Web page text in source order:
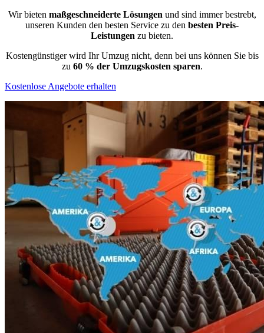
Wir bieten maßgeschneiderte Lösungen und sind immer bestrebt,
unseren Kunden den besten Service zu den besten Preis-
Leistungen zu bieten.
Kostengünstiger wird Ihr Umzug nicht, denn bei uns können Sie bis
zu 60 % der Umzugskosten sparen.
Kostenlose Angebote erhalten